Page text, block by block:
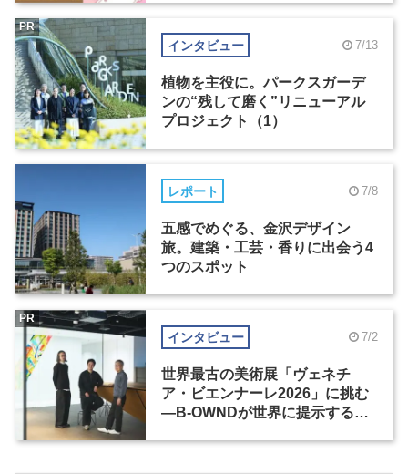
インタビュー 7/13
植物を主役に。パークスガーデ
ンの“残して磨く”リニューアル
プロジェクト（1）
PR
レポート 7/8
五感でめぐる、金沢デザイン
旅。建築・工芸・香りに出会う4
つのスポット
インタビュー 7/2
世界最古の美術展「ヴェネチ
ア・ビエンナーレ2026」に挑む
―B-OWNDが世界に提示する美
PR